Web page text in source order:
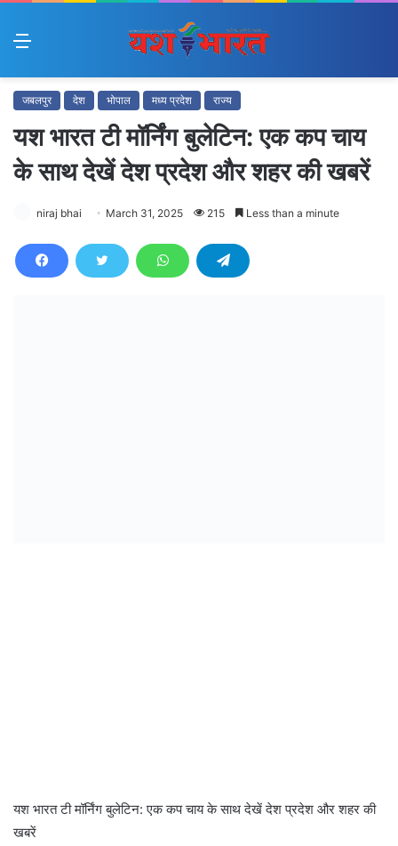
Menu
जबलपुर देश भोपाल मध्य प्रदेश राज्य
यश भारत टी मॉर्निंग बुलेटिन: एक कप चाय
के साथ देखें देश प्रदेश और शहर की खबरें
niraj bhai March 31, 2025 215 Less than a minute
यश भारत टी मॉर्निंग बुलेटिन: एक कप चाय के साथ देखें देश प्रदेश और शहर की
खबरें